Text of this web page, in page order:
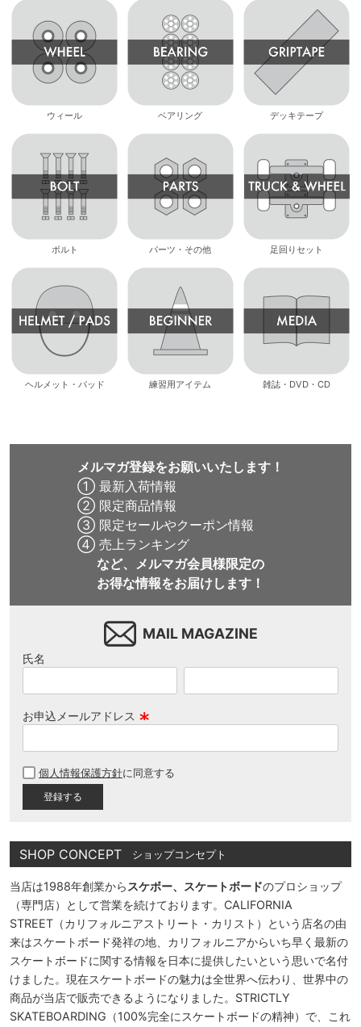
ウィール ベアリング デッキテープ
ボルト パーツ・その他 足回りセット
ヘルメット・パッド 練習用アイテム 雑誌・DVD・CD
メルマガ登録をお願いいたします！
① 最新入荷情報
② 限定商品情報
③ 限定セールやクーポン情報
④ 売上ランキング
など、メルマガ会員様限定の
お得な情報をお届けします！
MAIL MAGAZINE
氏名
お申込メールアドレス
須
個人情報保護方針に同意する
SHOP CONCEPT ショップコンセプト
当店は1988年創業から スケボー、スケートボードのプロショップ
（専門店）として営業を続けております。CALIFORNIA
STREET（カリフォルニアストリート・カリスト）という店名の由
来はスケートボード発祥の地、カリフォルニアからいち早く最新の
スケートボードに関する情報を日本に提供したいという思いで名付
けました。現在スケートボードの魅力は全世界へ伝わり、世界中の
商品が当店で販売できるようになりました。STRICTLY
SKATEBOARDING（100%完全にスケートボードの精神）で、これ